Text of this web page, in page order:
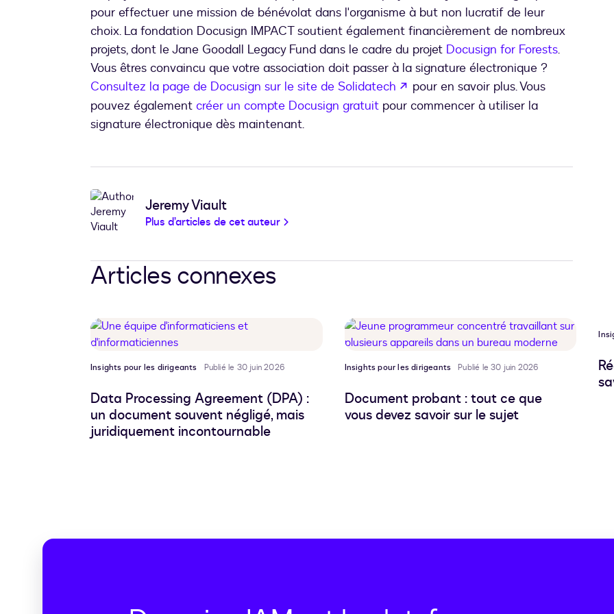
pour effectuer une mission de bénévolat dans l'organisme à but non lucratif de leur
choix. La fondation Docusign IMPACT soutient également financièrement de nombreux
projets, dont le Jane Goodall Legacy Fund dans le cadre du projet Docusign for Forests.
Vous êtres convaincu que votre association doit passer à la signature électronique ?
Consultez la page de Docusign sur le site de Solidatech
s’ouvre dans un nouvel onglet
pour en savoir plus. Vous
pouvez également créer un compte Docusign gratuit pour commencer à utiliser la
signature électronique dès maintenant.
Jeremy Viault
Plus d’articles de cet auteur
Articles connexes
Insights pour les dirigeants Publié le 30 juin 2026
Data Processing Agreement (DPA) :
un document souvent négligé, mais
juridiquement incontournable
Insights pour les dirigeants Publié le 30 juin 2026
Document probant : tout ce que
vous devez savoir sur le sujet